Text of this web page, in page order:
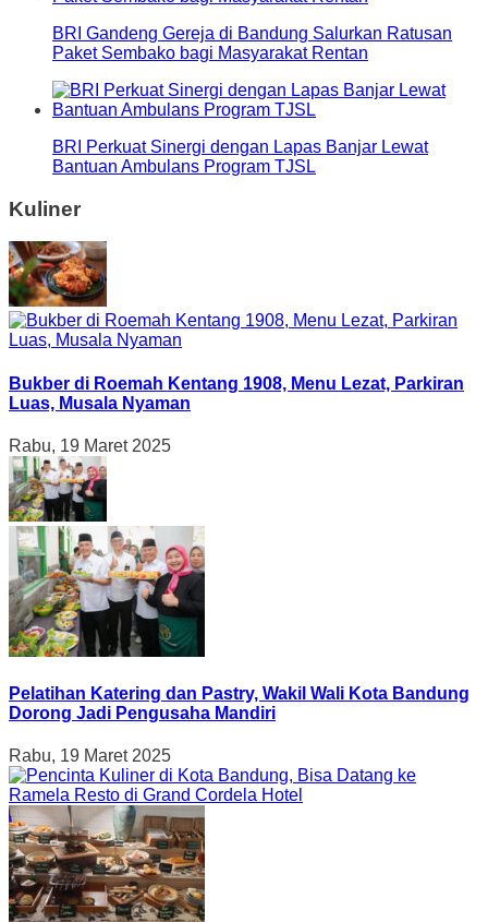
BRI Gandeng Gereja di Bandung Salurkan Ratusan
Paket Sembako bagi Masyarakat Rentan
BRI Perkuat Sinergi dengan Lapas Banjar Lewat
Bantuan Ambulans Program TJSL
Kuliner
Bukber di Roemah Kentang 1908, Menu Lezat, Parkiran
Luas, Musala Nyaman
Rabu, 19 Maret 2025
Pelatihan Katering dan Pastry, Wakil Wali Kota Bandung
Dorong Jadi Pengusaha Mandiri
Rabu, 19 Maret 2025